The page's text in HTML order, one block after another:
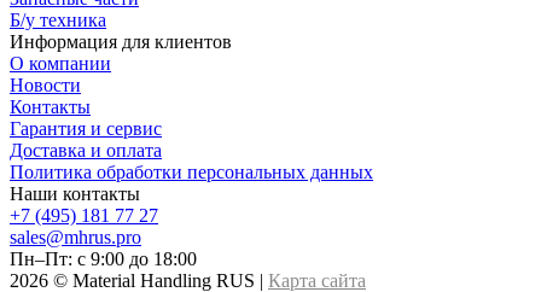
Б/у техника
Информация для клиентов
О компании
Новости
Контакты
Гарантия и сервис
Доставка и оплата
Политика обработки персональных данных
Наши контакты
+7 (495) 181 77 27
sales@mhrus.pro
Пн–Пт: с 9:00 до 18:00
2026 © Material Handling RUS | Карта сайта